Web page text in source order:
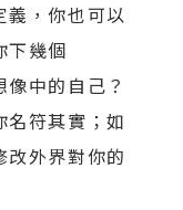
義，你也可以
下幾個
像中的自己？
符其實；如
改外界對你的